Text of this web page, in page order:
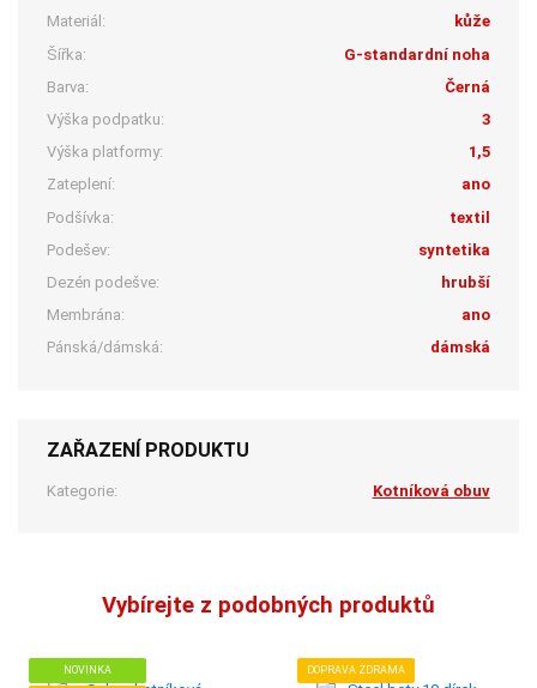
Materiál:
kůže
Šířka:
G-standardní noha
Barva:
Černá
Výška podpatku:
3
Výška platformy:
1,5
Zateplení:
ano
Podšívka:
textil
Podešev:
syntetika
Dezén podešve:
hrubší
Membrána:
ano
Pánská/dámská:
dámská
ZAŘAZENÍ PRODUKTU
Kategorie: Kotníková obuv
Vybírejte z podobných produktů
NOVINKA DOPRAVA ZDRAMA